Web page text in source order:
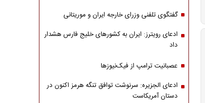
گفتگوی تلفنی وزرای خارجه ایران و موریتانی
ادعای رویترز: ایران به کشورهای خلیج فارس هشدار
داد
عصبانیت ترامپ از فیک‌نیوزها
ادعای الجزیره: سرنوشت توافق تنگه هرمز اکنون در
دستان آمریکاست